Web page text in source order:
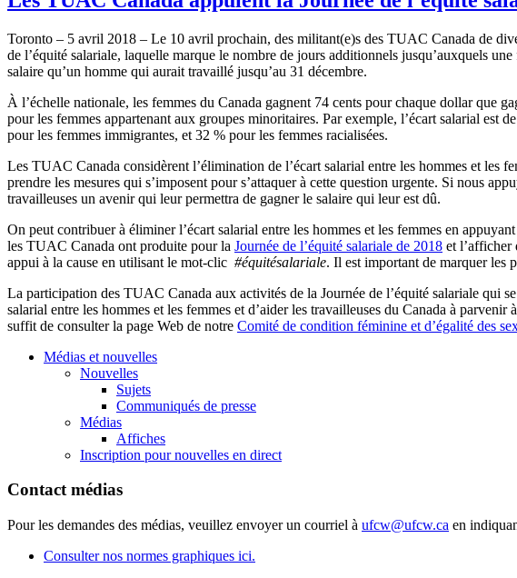
Toronto – 5 avril 2018 – Le 10 avril prochain, des militant(e)s des TUAC Canada de
de l’équité salariale, laquelle marque le nombre de jours additionnels jusqu’auxquels
salaire qu’un homme qui aurait travaillé jusqu’au 31 décembre.
À l’échelle nationale, les femmes du Canada gagnent 74 cents pour chaque dollar que
pour les femmes appartenant aux groupes minoritaires. Par exemple, l’écart salarial est
pour les femmes immigrantes, et 32 % pour les femmes racialisées.
Les TUAC Canada considèrent l’élimination de l’écart salarial entre les hommes et les
prendre les mesures qui s’imposent pour s’attaquer à cette question urgente. Si nous
travailleuses un avenir qui leur permettra de gagner le salaire qui leur est dû.
On peut contribuer à éliminer l’écart salarial entre les hommes et les femmes en
les TUAC Canada ont produite pour la Journée de l’équité salariale de 2018 et l’afficher
appui à la cause en utilisant le mot-clic #équitésalariale. Il est important de marquer les
La participation des TUAC Canada aux activités de la Journée de l’équité salariale qui
salarial entre les hommes et les femmes et d’aider les travailleuses du Canada à
suffit de consulter la page Web de notre Comité de condition féminine et d’égalité des
Médias et nouvelles
Nouvelles
Sujets
Communiqués de presse
Médias
Affiches
Inscription pour nouvelles en direct
Contact médias
Pour les demandes des médias, veuillez envoyer un courriel à ufcw@ufcw.ca en
Consulter nos normes graphiques ici.